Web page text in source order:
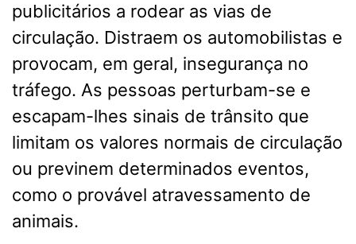
publicitários a rodear as vias de
circulação. Distraem os automobilistas e
provocam, em geral, insegurança no
tráfego. As pessoas perturbam-se e
escapam-lhes sinais de trânsito que
limitam os valores normais de circulação
ou previnem determinados eventos,
como o provável atravessamento de
animais.